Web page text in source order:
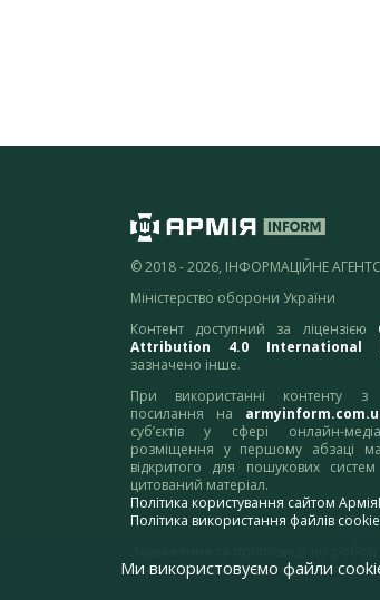
© 2018 - 2026, ІНФОРМАЦІЙНЕ
Міністерство оборони України
Контент доступний за ліцензією
Attribution 4.0 International
зазначено інше.
При використанні контенту з
посилання на
суб’єктів у сфері онлайн-
розміщення у першому абзаці
відкритого для пошукових
цитований матеріал.
Політика користування сайтом
Політика використання файлів cookie
адресу:
Ми використовуємо файли